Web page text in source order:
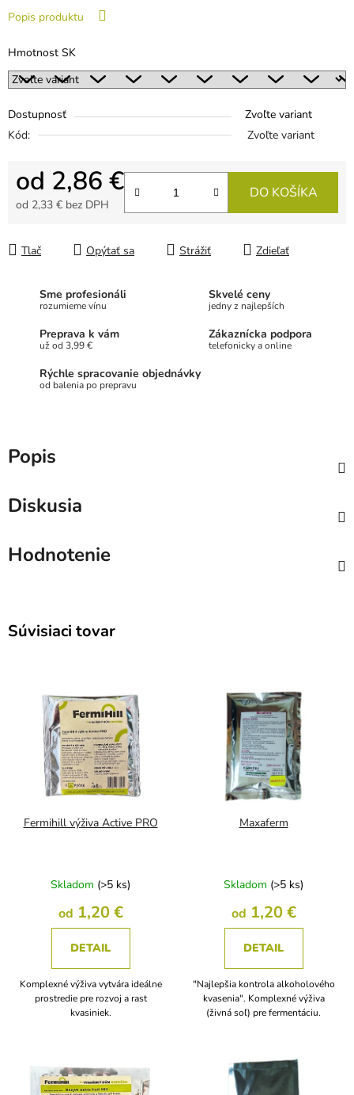
Popis produktu
Hmotnost SK
Dostupnosť
Zvoľte variant
Kód:
Zvoľte variant
od 2,86 €
od 2,33 € bez DPH
DO KOŠÍKA
Tlač Opýtať sa Strážiť Zdieľať
Sme profesionáli
rozumieme vínu
Skvelé ceny
jedny z najlepších
Preprava k vám
už od 3,99 €
Zákaznícka podpora
telefonicky a online
Rýchle spracovanie objednávky
od balenia po prepravu
Popis
Diskusia
Hodnotenie
Súvisiaci tovar
Fermihill výživa Active PRO
Skladom (>5 ks)
od 1,20 €
DETAIL
Komplexné výživa vytvára ideálne
prostredie pre rozvoj a rast
kvasiniek.
Maxaferm
Skladom (>5 ks)
od 1,20 €
DETAIL
"Najlepšia kontrola alkoholového
kvasenia". Komplexné výživa
(živná soľ) pre fermentáciu.